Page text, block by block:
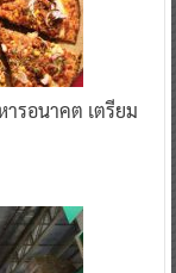
รอนาคต เตรียม